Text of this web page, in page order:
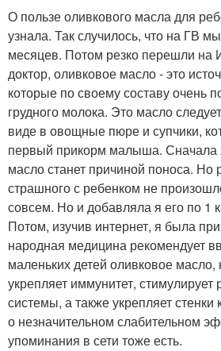
О пользе оливкового масла для
узнала. Так случилось, что на ГВ
месяцев. Потом резко перешли на
доктор, оливковое масло - это
которые по своему составу очень
грудного молока. Это масло
виде в овощные пюре и супчики,
первый прикорм малыша. Сначала
масло станет причиной поноса. Но
страшного с ребенком не
совсем. Но и добавляла я его по 1
Потом, изучив интернет, я была
народная медицина рекомендует
маленьких детей оливковое масло,
укрепляет иммунитет, стимулирует
системы, а также укрепляет
о незначительном слабительном
упоминания в сети тоже есть.